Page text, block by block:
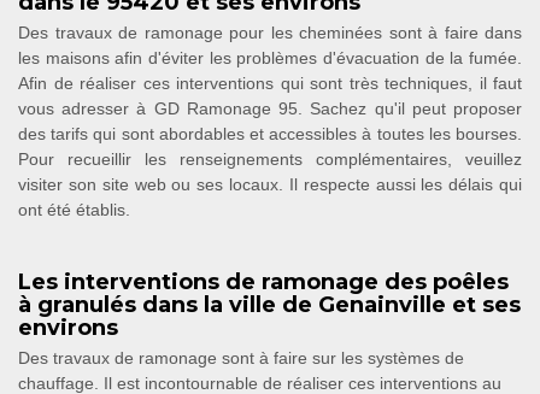
Des travaux de ramonage pour les cheminées sont à faire dans
les maisons afin d'éviter les problèmes d'évacuation de la fumée.
Afin de réaliser ces interventions qui sont très techniques, il faut
vous adresser à GD Ramonage 95. Sachez qu'il peut proposer
des tarifs qui sont abordables et accessibles à toutes les bourses.
Pour recueillir les renseignements complémentaires, veuillez
visiter son site web ou ses locaux. Il respecte aussi les délais qui
ont été établis.
Les interventions de ramonage des poêles
à granulés dans la ville de Genainville et ses
environs
Des travaux de ramonage sont à faire sur les systèmes de
chauffage. Il est incontournable de réaliser ces interventions au